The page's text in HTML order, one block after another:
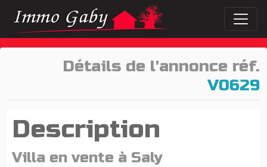
Détails de l'annonce réf.
V0629
Description
Villa en vente à Saly